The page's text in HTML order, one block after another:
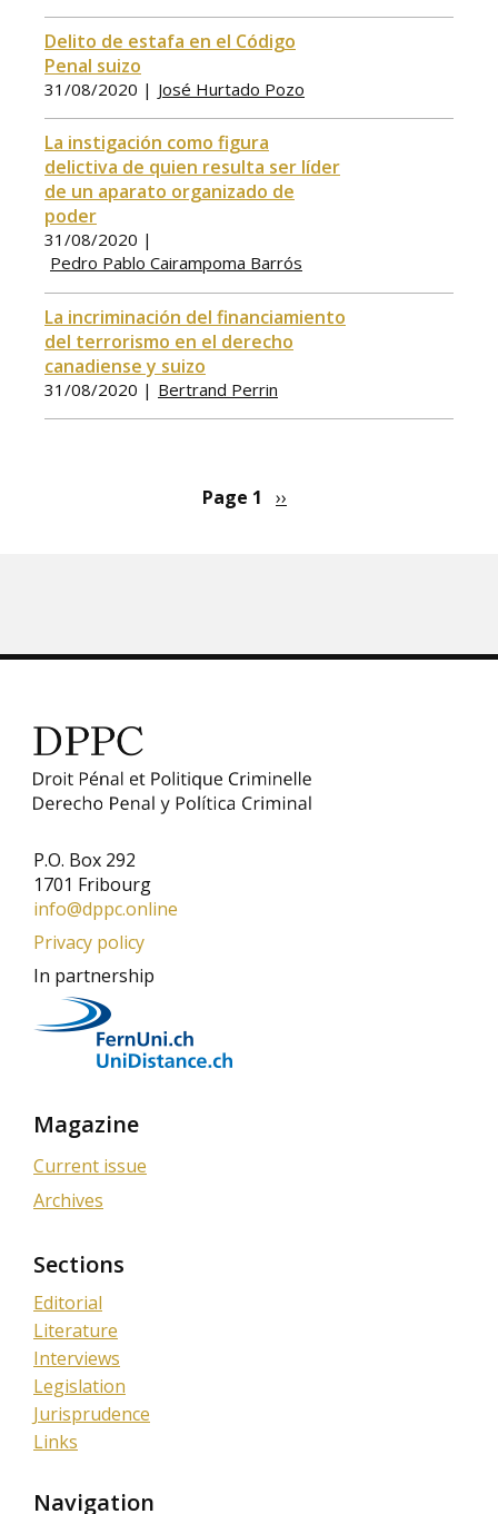
Delito de estafa en el Código
Penal suizo
31/08/2020 | José Hurtado Pozo
La instigación como figura
delictiva de quien resulta ser líder
de un aparato organizado de
poder
31/08/2020 |
Pedro Pablo Cairampoma Barrós
La incriminación del financiamiento
del terrorismo en el derecho
canadiense y suizo
31/08/2020 | Bertrand Perrin
Page 1
Next
››
P.O. Box 292
1701 Fribourg
info@dppc.online
Privacy policy
In partnership
Magazine
Current issue
Archives
Sections
Editorial
Literature
Interviews
Legislation
Jurisprudence
Links
Navigation